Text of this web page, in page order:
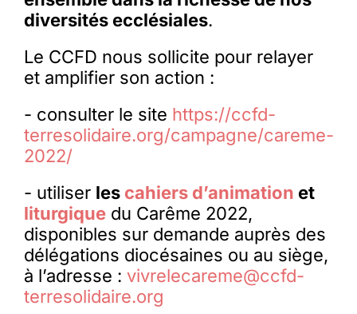
diversités ecclésiales.
Le CCFD nous sollicite pour relayer
et amplifier son action :
- consulter le site https://ccfd-
terresolidaire.org/campagne/careme-
2022/
- utiliser les cahiers d’animation et
liturgiquedu Carême 2022,
disponibles sur demande auprès des
délégations diocésaines ou au siège,
à l’adresse : vivrelecareme@ccfd-
terresolidaire.org